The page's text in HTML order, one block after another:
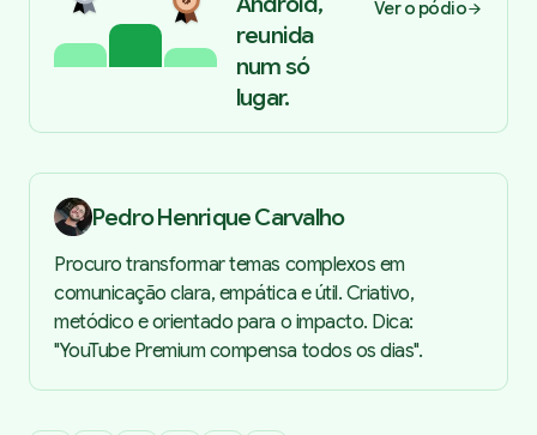
reunida
num só
lugar.
Ver o pódio
Pedro Henrique Carvalho
Procuro transformar temas complexos em
comunicação clara, empática e útil. Criativo,
metódico e orientado para o impacto. Dica:
"YouTube Premium compensa todos os dias".